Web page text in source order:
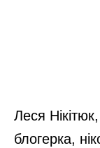
Леся
блогерка,